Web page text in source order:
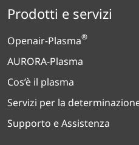
Prodotti e servizi
Openair-Plasma®
AURORA-Plasma
Cos’è il plasma
Servizi per la
Supporto e Assistenza